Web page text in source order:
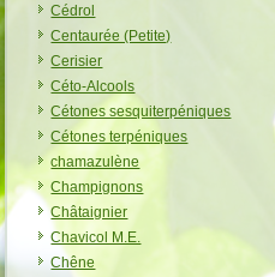
Cédrol
Centaurée (Petite)
Cerisier
Céto-Alcools
Cétones sesquiterpéniques
Cétones terpéniques
chamazulène
Champignons
Châtaignier
Chavicol M.E.
Chêne